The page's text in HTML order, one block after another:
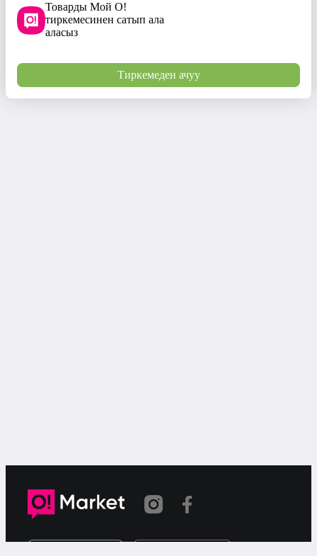
Товарды Мой О!
тиркемесинен сатып ала
аласыз
Тиркемеден ачуу